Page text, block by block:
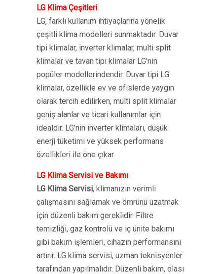
LG Klima Çeşitleri
LG, farklı kullanım ihtiyaçlarına yönelik
çeşitli klima modelleri sunmaktadır. Duvar
tipi klimalar, inverter klimalar, multi split
klimalar ve tavan tipi klimalar LG’nin
popüler modellerindendir. Duvar tipi LG
klimalar, özellikle ev ve ofislerde yaygın
olarak tercih edilirken, multi split klimalar
geniş alanlar ve ticari kullanımlar için
idealdir. LG’nin inverter klimaları, düşük
enerji tüketimi ve yüksek performans
özellikleri ile öne çıkar.
LG Klima Servisi ve Bakımı
LG Klima Servisi, klimanızın verimli
çalışmasını sağlamak ve ömrünü uzatmak
için düzenli bakım gereklidir. Filtre
temizliği, gaz kontrolü ve iç ünite bakımı
gibi bakım işlemleri, cihazın performansını
artırır. LG klima servisi, uzman teknisyenler
tarafından yapılmalıdır. Düzenli bakım, olası